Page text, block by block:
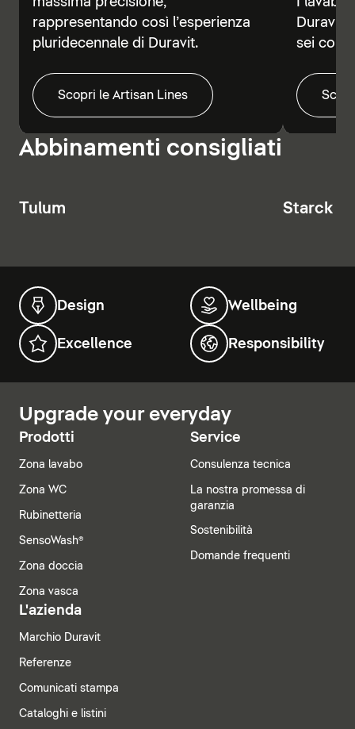
rappresentando così l’esperienza
pluridecennale di Duravit.
Scopri le Artisan Lines
Duravit
sei
Abbinamenti consigliati
Tulum Starck T
Design Wellbeing
Excellence Responsibility
Upgrade your everyday
Prodotti
Zona lavabo
Zona WC
Rubinetteria
SensoWash®
Zona doccia
Zona vasca
Service
Consulenza tecnica
La nostra promessa di
garanzia
Sostenibilità
Domande frequenti
L'azienda
Marchio Duravit
Referenze
Comunicati stampa
Cataloghi e listini